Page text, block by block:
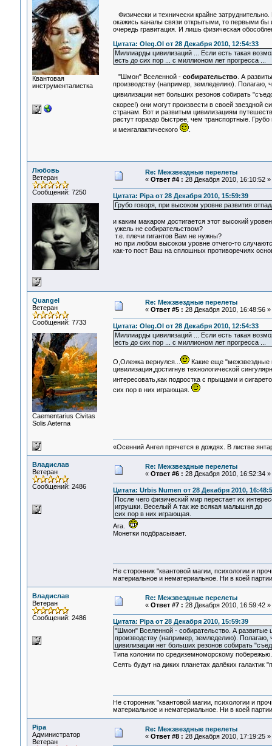
Квантовая
инструменталистка
Физически и технически крайне
окажись каналы связи открытыми, то первыми
очередь гравитация. И лишь физическая
Цитата: Oleg.Ol от 28 Декабря 2010, 12:54:33
Миллиарды цивилизаций ... Если есть такая
есть до сих пор ... с миллионом лет прогресса ...
"Шмон" Вселенной - собирательство. А
производству (например, земледелию). Полагаю,
цивилизации нет больших резонов собирать
скорее!) они могут произвести в своей звездной
странам. Вот и развитым цивилизациям
растут гораздо быстрее, чем транспортные.
и межгалактического
.
Любовь
Ветеран
Сообщений: 7250
Re: Межзвездные перелеты
« Ответ #4 : 28 Декабря 2010, 16:10:52 »
Цитата: Pipa от 28 Декабря 2010, 15:59:39
Грубо говоря, при высоком уровне развития
и каким макаром достигается этот высокий
ужель не собирательством?
т.е. плечи гигантов Вам не нужны?
но при любом высоком уровне отчего-то
как-то пост Ваш на сплошных противоречиях
Quangel
Ветеран
Сообщений: 7733
Сaementarius Civitas
Solis Aeterna
Re: Межзвездные перелеты
« Ответ #5 : 28 Декабря 2010, 16:48:56 »
Цитата: Oleg.Ol от 28 Декабря 2010, 12:54:33
Миллиарды цивилизаций ... Если есть такая
есть до сих пор ... с миллионом лет прогресса ...
О,Олежка вернулся...
Какие еще "межзвездные
цивилизация,достигнув технологической
интересовать,как подростка с прыщами и
сих пор в них играющая.
«Осенний Ангел прячется в дождях. В листве
Владислав
Ветеран
Сообщений: 2486
Re: Межзвездные перелеты
« Ответ #6 : 28 Декабря 2010, 16:52:34 »
Цитата: Urbis Numen от 28 Декабря 2010,
После чего физический мир перестает их
игрушки. Веселый А так же всякая малышня,до
сих пор в них играющая.
Ага.
Монетки подбрасывает.
Не сторонник "квантовой магии, психологии и
материальное и нематериальное. Ни в коей
Владислав
Ветеран
Сообщений: 2486
Re: Межзвездные перелеты
« Ответ #7 : 28 Декабря 2010, 16:59:42 »
Цитата: Pipa от 28 Декабря 2010, 15:59:39
"Шмон" Вселенной - собирательство. А развитые
производству (например, земледелию). Полагаю,
цивилизации нет больших резонов собирать
Типа колонии по средиземноморскому
Сеять будут на диких планетах далёких
Не сторонник "квантовой магии, психологии и
материальное и нематериальное. Ни в коей
Pipa
Администратор
Ветеран
Re: Межзвездные перелеты
« Ответ #8 : 28 Декабря 2010, 17:19:25 »